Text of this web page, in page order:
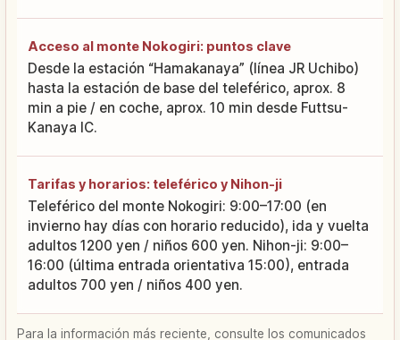
Acceso al monte Nokogiri: puntos clave
Desde la estación “Hamakanaya” (línea JR Uchibo)
hasta la estación de base del teleférico, aprox. 8
min a pie / en coche, aprox. 10 min desde Futtsu-
Kanaya IC.
Tarifas y horarios: teleférico y Nihon-ji
Teleférico del monte Nokogiri: 9:00–17:00 (en
invierno hay días con horario reducido), ida y vuelta
adultos 1200 yen / niños 600 yen. Nihon-ji: 9:00–
16:00 (última entrada orientativa 15:00), entrada
adultos 700 yen / niños 400 yen.
Para la información más reciente, consulte los comunicados